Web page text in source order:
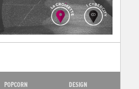
POPCORN DESIGN